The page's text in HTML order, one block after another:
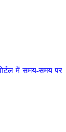
में समय-समय पर